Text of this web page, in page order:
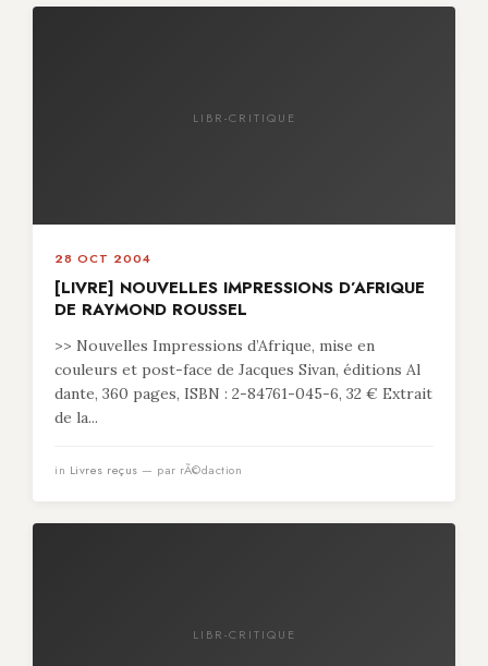
LIBR-CRITIQUE
28 OCT 2004
[LIVRE] NOUVELLES IMPRESSIONS D’AFRIQUE
DE RAYMOND ROUSSEL
>> Nouvelles Impressions d’Afrique, mise en
couleurs et post-face de Jacques Sivan, éditions Al
dante, 360 pages, ISBN : 2-84761-045-6, 32 € Extrait
de la...
in Livres reçus — par rÃ©daction
LIBR-CRITIQUE